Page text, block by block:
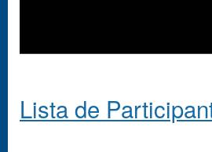
Lista de